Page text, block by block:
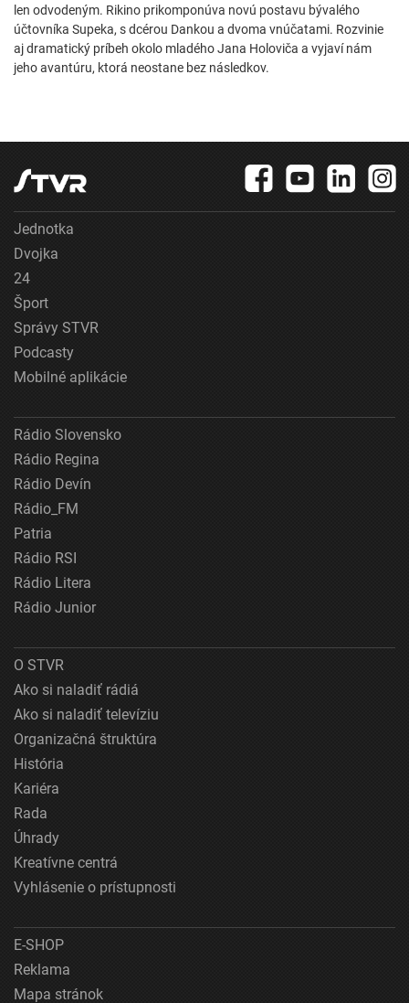
len odvodeným. Rikino prikomponúva novú postavu bývalého
účtovníka Supeka, s dcérou Dankou a dvoma vnúčatami. Rozvinie
aj dramatický príbeh okolo mladého Jana Holoviča a vyjaví nám
jeho avantúru, ktorá neostane bez následkov.
Jednotka
Dvojka
24
Šport
Správy STVR
Podcasty
Mobilné aplikácie
Rádio Slovensko
Rádio Regina
Rádio Devín
Rádio_FM
Patria
Rádio RSI
Rádio Litera
Rádio Junior
O STVR
Ako si naladiť rádiá
Ako si naladiť televíziu
Organizačná štruktúra
História
Kariéra
Rada
Úhrady
Kreatívne centrá
Vyhlásenie o prístupnosti
E-SHOP
Reklama
Mapa stránok